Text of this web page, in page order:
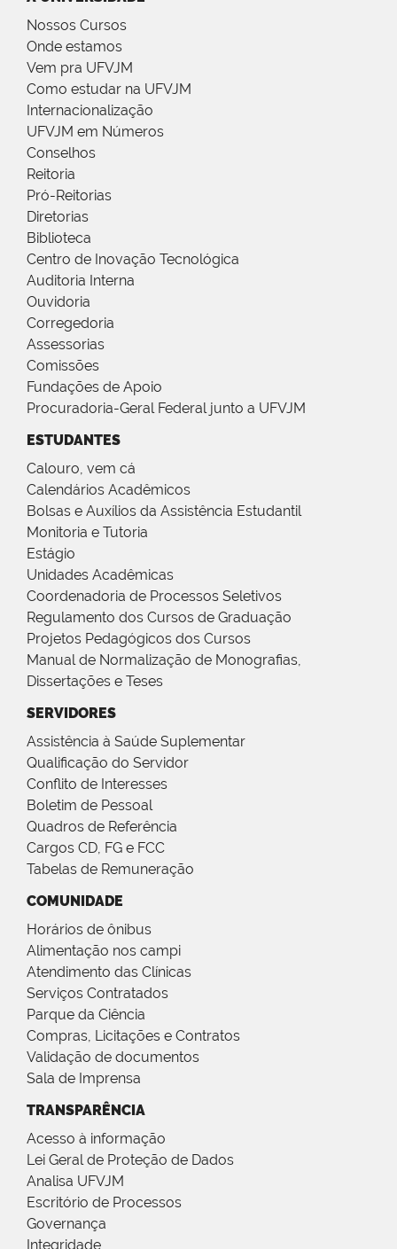
Nossos Cursos
Onde estamos
Vem pra UFVJM
Como estudar na UFVJM
Internacionalização
UFVJM em Números
Conselhos
Reitoria
Pró-Reitorias
Diretorias
Biblioteca
Centro de Inovação Tecnológica
Auditoria Interna
Ouvidoria
Corregedoria
Assessorias
Comissões
Fundações de Apoio
Procuradoria-Geral Federal junto a UFVJM
ESTUDANTES
Calouro, vem cá
Calendários Acadêmicos
Bolsas e Auxílios da Assistência Estudantil
Monitoria e Tutoria
Estágio
Unidades Acadêmicas
Coordenadoria de Processos Seletivos
Regulamento dos Cursos de Graduação
Projetos Pedagógicos dos Cursos
Manual de Normalização de Monografias,
Dissertações e Teses
SERVIDORES
Assistência à Saúde Suplementar
Qualificação do Servidor
Conflito de Interesses
Boletim de Pessoal
Quadros de Referência
Cargos CD, FG e FCC
Tabelas de Remuneração
COMUNIDADE
Horários de ônibus
Alimentação nos campi
Atendimento das Clínicas
Serviços Contratados
Parque da Ciência
Compras, Licitações e Contratos
Validação de documentos
Sala de Imprensa
TRANSPARÊNCIA
Acesso à informação
Lei Geral de Proteção de Dados
Analisa UFVJM
Escritório de Processos
Governança
Integridade